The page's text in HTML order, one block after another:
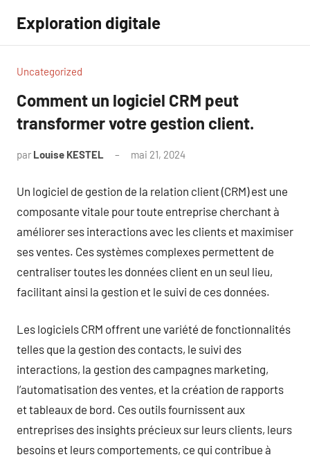
contenu
Exploration digitale
Uncategorized
Comment un logiciel CRM peut
transformer votre gestion client.
par Louise KESTEL mai 21, 2024
Un logiciel de gestion de la relation client (CRM) est une
composante vitale pour toute entreprise cherchant à
améliorer ses interactions avec les clients et maximiser
ses ventes. Ces systèmes complexes permettent de
centraliser toutes les données client en un seul lieu,
facilitant ainsi la gestion et le suivi de ces données.
Les logiciels CRM offrent une variété de fonctionnalités
telles que la gestion des contacts, le suivi des
interactions, la gestion des campagnes marketing,
l’automatisation des ventes, et la création de rapports
et tableaux de bord. Ces outils fournissent aux
entreprises des insights précieux sur leurs clients, leurs
besoins et leurs comportements, ce qui contribue à